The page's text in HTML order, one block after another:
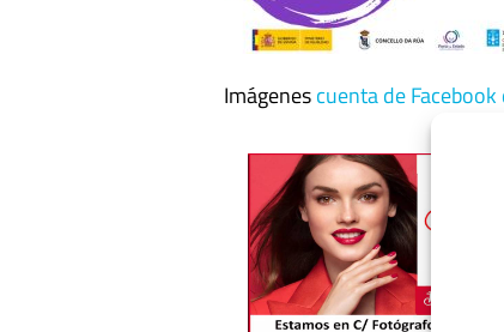
Imágenescuenta de